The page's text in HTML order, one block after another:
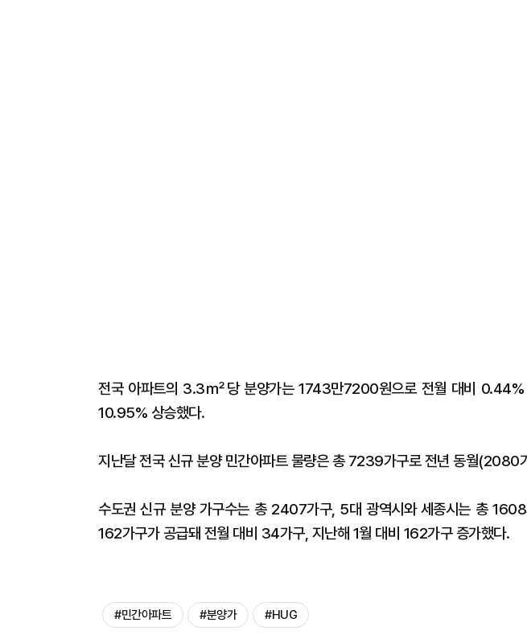
전국 아파트의 3.3㎡당 분양가는 1743만7200원으로 전월 대비 0.44%
10.95% 상승했다.
지난달 전국 신규 분양 민간아파트 물량은 총 7239가구로 전년 동월
수도권 신규 분양 가구수는 총 2407가구, 5대 광역시와 세종시는 총
162가구가 공급돼 전월 대비 34가구, 지난해 1월 대비 162가구 증가했다.
#민간아파트 #분양가 #HUG